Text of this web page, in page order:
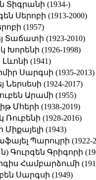
Տիգրանի (1934-)
Սերոբի (1913-2000)
(1957)
(1923-2010)
(1926-1998)
(1941)
Սարգսի (1935-2013)
(1924-2017)
Արամի (1955)
Մհերի (1938-2019)
(1928-2016)
(1943)
Պարույրի (1922-
Գուրգեն Գրիգորի
Համբարձումի
Սարգսի (1949)